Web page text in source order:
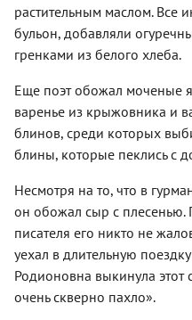
растительным маслом. Все
бульон, добавляли
гренками из белого хлеба.
Еще поэт обожал моченые
варенье из крыжовника и
блинов, среди которых
блины, которые пеклись с
Несмотря на то, что в
он обожал сыр с
писателя его никто не
уехал в длительную
Родионовна выкинула этот
очень скверно пахло».